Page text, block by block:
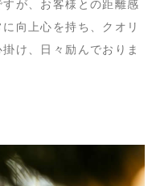
が、お客様との距離感
向上心を持ち、クオリ
け、日々励んでおりま